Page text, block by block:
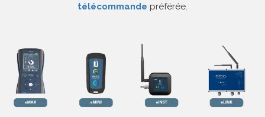
télécommande préférée.